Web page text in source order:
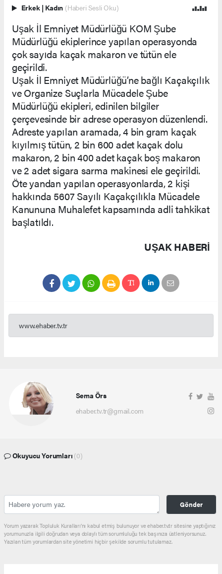
Erkek | Kadın (Haberi Sesli Oku)
Uşak İl Emniyet Müdürlüğü KOM Şube
Müdürlüğü ekiplerince yapılan operasyonda
çok sayıda kaçak makaron ve tütün ele
geçirildi.
Uşak İl Emniyet Müdürlüğü’ne bağlı Kaçakçılık
ve Organize Suçlarla Mücadele Şube
Müdürlüğü ekipleri, edinilen bilgiler
çerçevesinde bir adrese operasyon düzenlendi.
Adreste yapılan aramada, 4 bin gram kaçak
kıyılmış tütün, 2 bin 600 adet kaçak dolu
makaron, 2 bin 400 adet kaçak boş makaron
ve 2 adet sigara sarma makinesi ele geçirildi.
Öte yandan yapılan operasyonlarda, 2 kişi
hakkında 5607 Sayılı Kaçakçılıkla Mücadele
Kanununa Muhalefet kapsamında adli tahkikat
başlatıldı.
UŞAK HABERİ
www.ehaber.tv.tr
Sema Örs
ehaber.tv.tr@gmail.com
Okuyucu Yorumları (0)
Gönder
Yorum yazarak Topluluk Kuralları’nı kabul etmiş bulunuyor ve ehaber.tv.tr sitesine yaptığınız
yorumunuzla ilgili doğrudan veya dolaylı tüm sorumluluğu tek başınıza üstleniyorsunuz.
Yazılan tüm yorumlardan site yönetimi hiçbir şekilde sorumlu tutulamaz.